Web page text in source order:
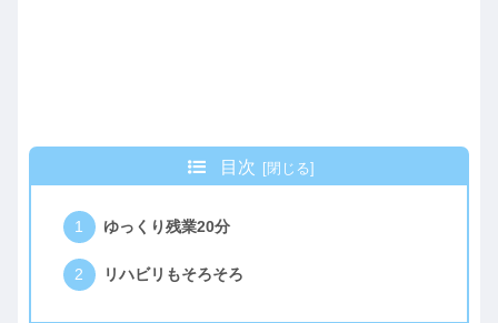
目次
ゆっくり残業20分
リハビリもそろそろ